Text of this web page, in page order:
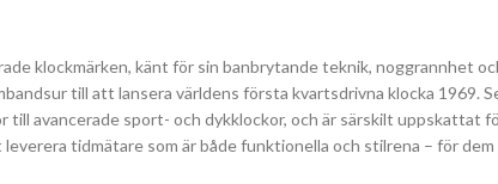
klockmärken, känt för sin banbrytande teknik, noggrannhet
till att lansera världens första kvartsdrivna klocka 1969.
avancerade sport- och dykklockor, och är särskilt uppskattat
tidmätare som är både funktionella och stilrena – för